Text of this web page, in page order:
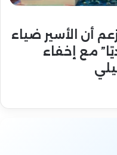
أن الأسير ضياء
مع إخفاء